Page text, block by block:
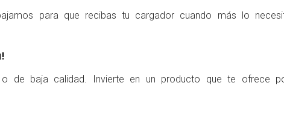
para que recibas tu cargador cuando más lo
de baja calidad. Invierte en un producto que te ofrece